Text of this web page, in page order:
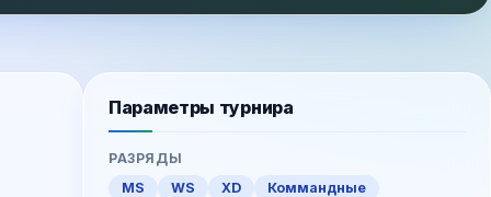
Параметры турнира
РАЗРЯДЫ
MS
WS XD Коммандные